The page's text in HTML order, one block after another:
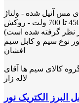
نور - هادی مس آنیل شده - ولتاژ
نامی 450 تا 700 ولت - روکش pvc - سطح مقطع 16 میلیمتر
نظر گرفته شده است)
نور نوع سیم و کابل سیم
افشان
کالای سیم ها آقای
لاله زار
الکتریک نور